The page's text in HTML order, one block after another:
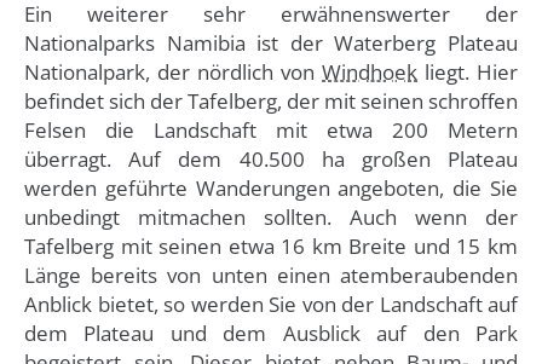
Ein weiterer sehr erwähnenswerter der
Nationalparks Namibia ist der Waterberg Plateau
Nationalpark, der nördlich von Windhoek liegt. Hier
befindet sich der Tafelberg, der mit seinen schroffen
Felsen die Landschaft mit etwa 200 Metern
überragt. Auf dem 40.500 ha großen Plateau
werden geführte Wanderungen angeboten, die Sie
unbedingt mitmachen sollten. Auch wenn der
Tafelberg mit seinen etwa 16 km Breite und 15 km
Länge bereits von unten einen atemberaubenden
Anblick bietet, so werden Sie von der Landschaft auf
dem Plateau und dem Ausblick auf den Park